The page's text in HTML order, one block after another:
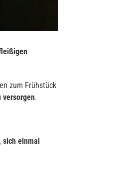
zum Frühstück
versorgen.
sich einmal